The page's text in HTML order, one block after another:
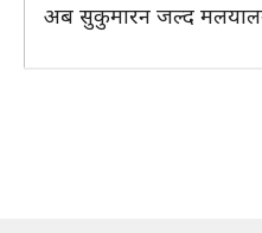
अब सुकुमारन जल्द